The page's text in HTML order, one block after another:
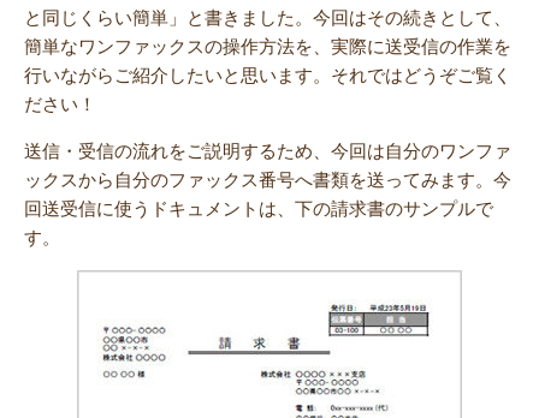
と同じくらい簡単」と書きました。今回はその続きとして、
簡単なワンファックスの操作方法を、実際に送受信の作業を
行いながらご紹介したいと思います。それではどうぞご覧く
ださい！
送信・受信の流れをご説明するため、今回は自分のワンファ
ックスから自分のファックス番号へ書類を送ってみます。今
回送受信に使うドキュメントは、下の請求書のサンプルで
す。